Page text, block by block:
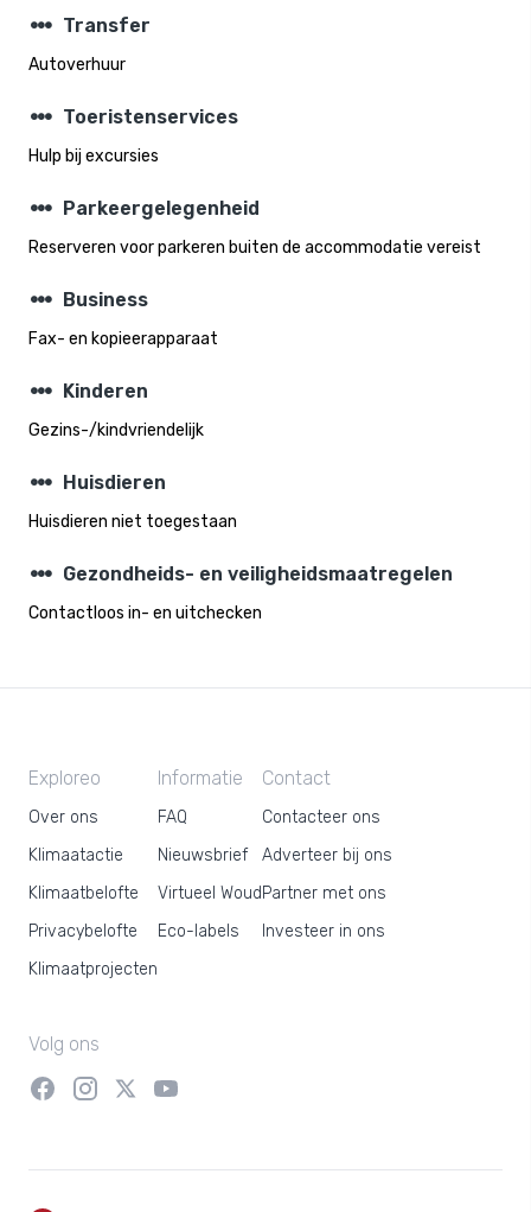
steppers Transfer
Autoverhuur
steppers Toeristenservices
Hulp bij excursies
steppers Parkeergelegenheid
Reserveren voor parkeren buiten de accommodatie vereist
steppers Business
Fax- en kopieerapparaat
steppers Kinderen
Gezins-/kindvriendelijk
steppers Huisdieren
Huisdieren niet toegestaan
steppers Gezondheids- en veiligheidsmaatregelen
Contactloos in- en uitchecken
Exploreo
Over ons
Klimaatactie
Klimaatbelofte
Privacybelofte
Klimaatprojecten
Informatie
FAQ
Nieuwsbrief
Virtueel Woud
Eco-labels
Contact
Contacteer ons
Adverteer bij ons
Partner met ons
Investeer in ons
Volg ons